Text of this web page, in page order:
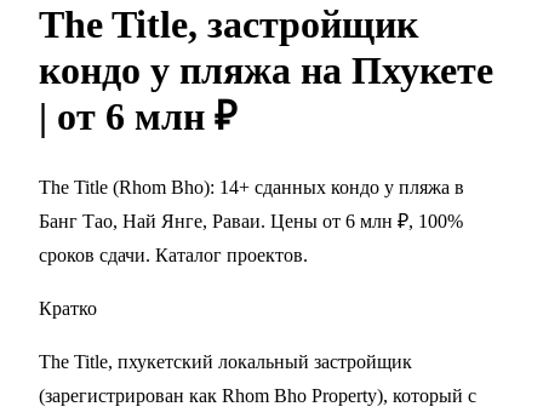
The Title, застройщик
кондо у пляжа на Пхукете
| от 6 млн ₽
The Title (Rhom Bho): 14+ сданных кондо у пляжа в
Банг Тао, Най Янге, Раваи. Цены от 6 млн ₽, 100%
сроков сдачи. Каталог проектов.
Кратко
The Title, пхукетский локальный застройщик
(зарегистрирован как Rhom Bho Property), который с